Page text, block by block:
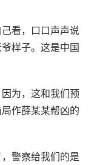
看，口口声声说
样子。这是中国
为，这和我们预
作薛某某帮凶的
警察给我们的是